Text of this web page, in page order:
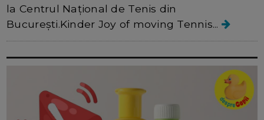
la Centrul Național de Tenis din
București.Kinder Joy of moving Tennis...